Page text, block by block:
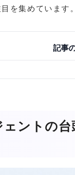
を集めています。
記事
ントの